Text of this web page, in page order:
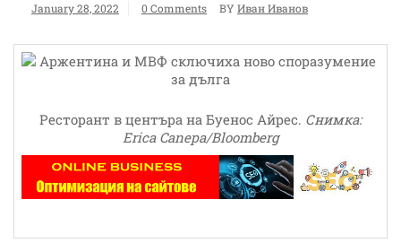
January 28, 2022 0 Comments BY Иван Иванов
Ресторант в центъра на Буенос Айрес. Снимка:
Erica Canepa/Bloomberg